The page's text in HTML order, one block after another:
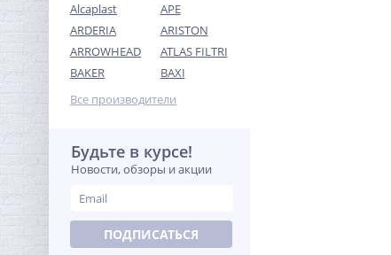
Тройник редукция (ВР) 1" x
3/4" x 1" латунь UNI-FITT
600,00
Alcaplast
APE
ARDERIA
ARISTON
ARROWHEAD
ATLAS FILTRI
BAKER
BAXI
Все производители
Будьте в курсе!
Новости, обзоры и акции
ПОДПИСАТЬСЯ